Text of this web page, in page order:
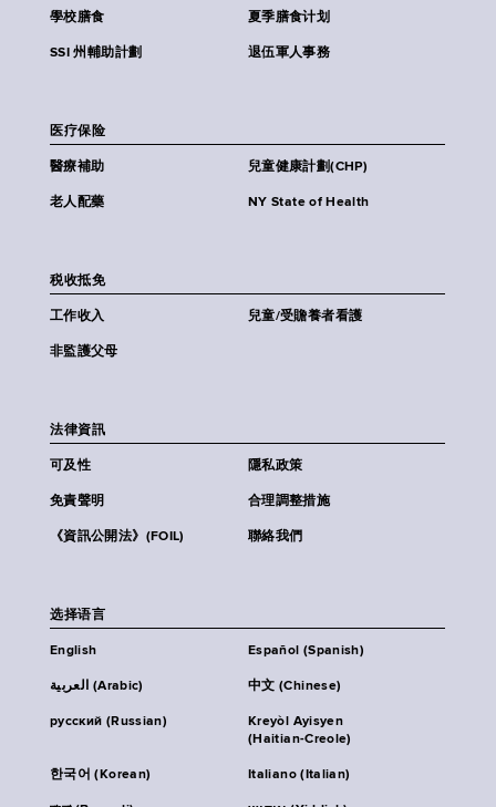
學校膳食 夏季膳食计划
SSI 州輔助計劃 退伍軍人事務
医疗保险
醫療補助 兒童健康計劃(CHP)
老人配藥 NY State of Health
税收抵免
工作收入 兒童/受贍養者看護
非監護父母
法律資訊
可及性 隱私政策
免責聲明 合理調整措施
《資訊公開法》(FOIL) 聯絡我們
选择语言
English Español (Spanish)
العربية (Arabic) 中文 (Chinese)
русский (Russian)
Kreyòl Ayisyen
(Haitian-Creole)
한국어 (Korean) Italiano (Italian)